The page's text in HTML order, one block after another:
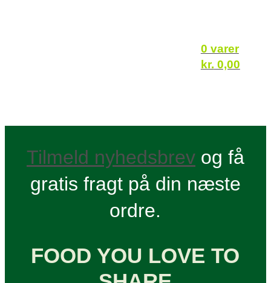
0 varer
kr. 0,00
Tilmeld nyhedsbrevog få
gratis fragt på din næste
ordre.
FOOD YOU LOVE TO